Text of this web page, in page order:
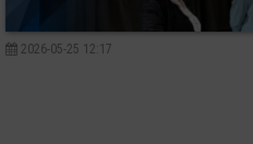
2026-05-25 12:17